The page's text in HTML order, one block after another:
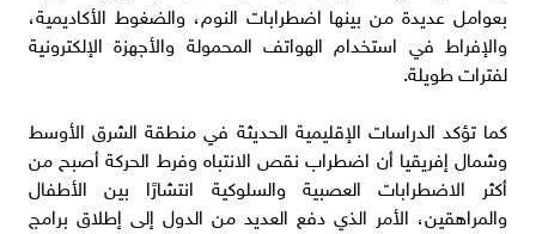
بعوامل عديدة من بينها اضطرابات النوم، والضغوط الأكاديمية،
والإفراط في استخدام الهواتف المحمولة والأجهزة الإلكترونية
لفترات طويلة.
كما تؤكد الدراسات الإقليمية الحديثة في منطقة الشرق الأوسط
وشمال إفريقيا أن اضطراب نقص الانتباه وفرط الحركة أصبح من
أكثر الاضطرابات العصبية والسلوكية انتشارًا بين الأطفال
والمراهقين، الأمر الذي دفع العديد من الدول إلى إطلاق برامج